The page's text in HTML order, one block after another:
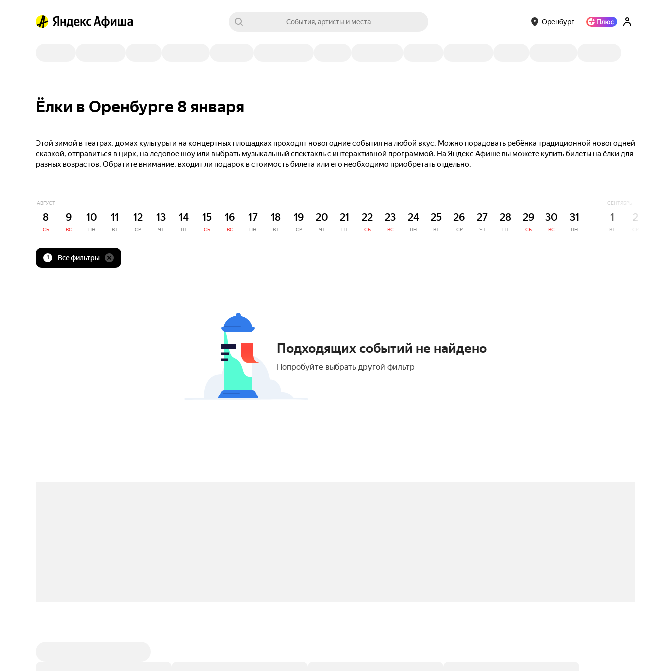
События, артисты и места Оренбург
Ёлки в Оренбурге 8 января
Этой зимой в театрах, домах культуры и на концертных площадках проходят новогодние события на любой вкус. Можно порадовать ребёнка традиционной новогодней
сказкой, отправиться в цирк, на ледовое шоу или выбрать музыкальный спектакль с интерактивной программой. На Яндекс Афише вы можете купить билеты на ёлки для
разных возрастов. Обратите внимание, входит ли подарок в стоимость билета или его необходимо приобретать отдельно.
АВГУСТ
8
СБ
9
ВС
10
ПН
11
ВТ
12
СР
13
ЧТ
14
ПТ
15
СБ
16
ВС
17
ПН
18
ВТ
19
СР
20
ЧТ
21
ПТ
22
СБ
23
ВС
24
ПН
25
ВТ
26
СР
27
ЧТ
28
ПТ
29
СБ
30
ВС
31
ПН
СЕНТЯБРЬ
1
ВТ
2
1 Все фильтры
Подходящих событий не найдено
Попробуйте выбрать другой фильтр